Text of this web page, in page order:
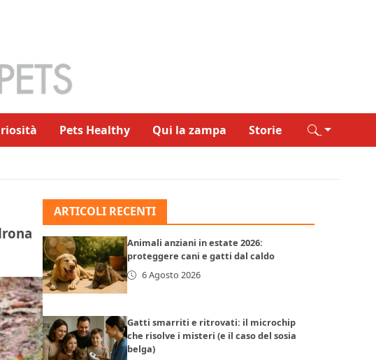
Pets Healthy Qui la zampa Storie
ARTICOLI RECENTI
Animali anziani in estate 2026:
proteggere cani e gatti dal caldo
6 Agosto 2026
Gatti smarriti e ritrovati: il microchip
che risolve i misteri (e il caso del sosia
belga)